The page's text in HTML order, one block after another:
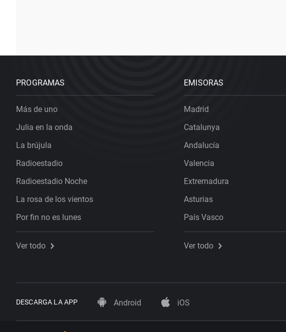
PROGRAMAS
Más de uno
Julia en la onda
La brújula
Radioestadio
Radioestadio Noche
La rosa de los vientos
Por fin no es lunes
Ver todo
EMISORAS
Madrid
Catalunya
Andalucía
Valencia
Extremadura
Asturias
País Vasco
Ver todo
DESCARGA LA APP Android iOS